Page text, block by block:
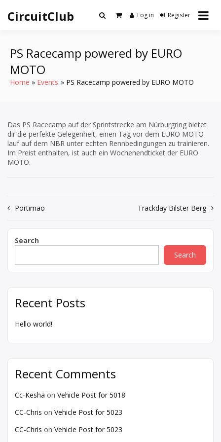
content
CircuitClub Log in Register
PS Racecamp powered by EURO
MOTO
Home Events PS Racecamp powered by EURO MOTO
Das PS Racecamp auf der Sprintstrecke am Nürburgring bietet
dir die perfekte Gelegenheit, einen Tag vor dem EURO MOTO
lauf auf dem NBR unter echten Rennbedingungen zu trainieren.
Im Preist enthalten, ist auch ein Wochenendticket der EURO
MOTO.
Post
Portimao Trackday Bilster Berg
Search
Search
Recent Posts
Hello world!
Recent Comments
Cc-Kesha on Vehicle Post for 5018
CC-Chris on Vehicle Post for 5023
CC-Chris on Vehicle Post for 5023